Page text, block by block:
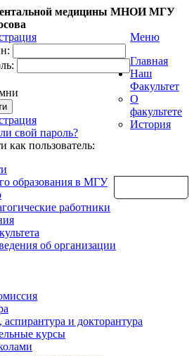
медицины МНОИ МГУ
свой пароль?
как пользователь:
Меню
Главная
Наш
Факультет
О
факультете
История
образования в МГУ
работники
об организации
и докторантура
курсы